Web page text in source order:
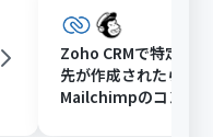
Zoho CRMで特定条
先が作成されたら、
Mailchimpのコンタ